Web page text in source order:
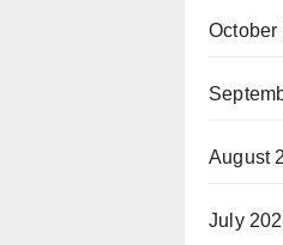
October
August
July